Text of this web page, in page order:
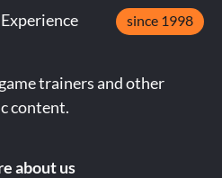
since 1998
trainers and other
content.
about us